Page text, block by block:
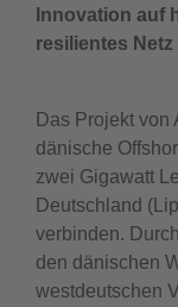
Innovation auf
resilientes
Das Projekt von
dänische
zwei Gigawatt
Deutschland
verbinden.
den dänischen
westdeutschen